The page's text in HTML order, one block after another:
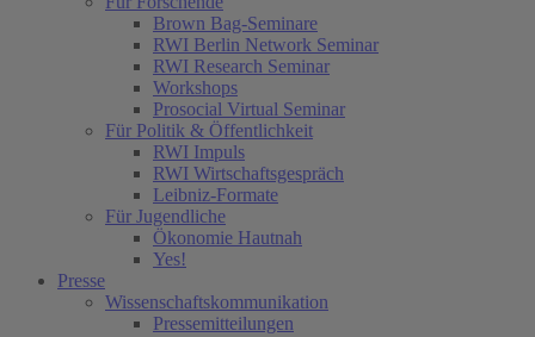
Brown Bag-Seminare
RWI Berlin Network Seminar
RWI Research Seminar
Workshops
Prosocial Virtual Seminar
Für Politik & Öffentlichkeit
RWI Impuls
RWI Wirtschaftsgespräch
Leibniz-Formate
Für Jugendliche
Ökonomie Hautnah
Yes!
Presse
Wissenschaftskommunikation
Pressemitteilungen